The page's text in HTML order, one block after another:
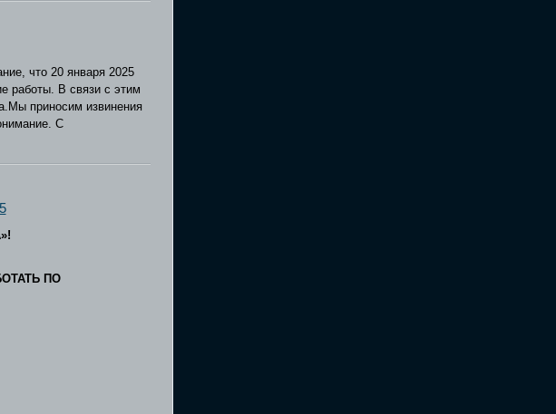
что 20 января 2025
работы. В связи с этим
приносим извинения
С
ПО